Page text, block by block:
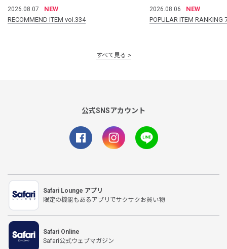
2026.08.07
NEW
RECOMMEND ITEM vol.334
2026.08.06
NEW
POPULAR ITEM
すべて見る
公式SNSアカウント
Safari Lounge アプリ
限定の機能もあるアプリでサクサクお買い物
Safari Online
Safari公式ウェブマガジン